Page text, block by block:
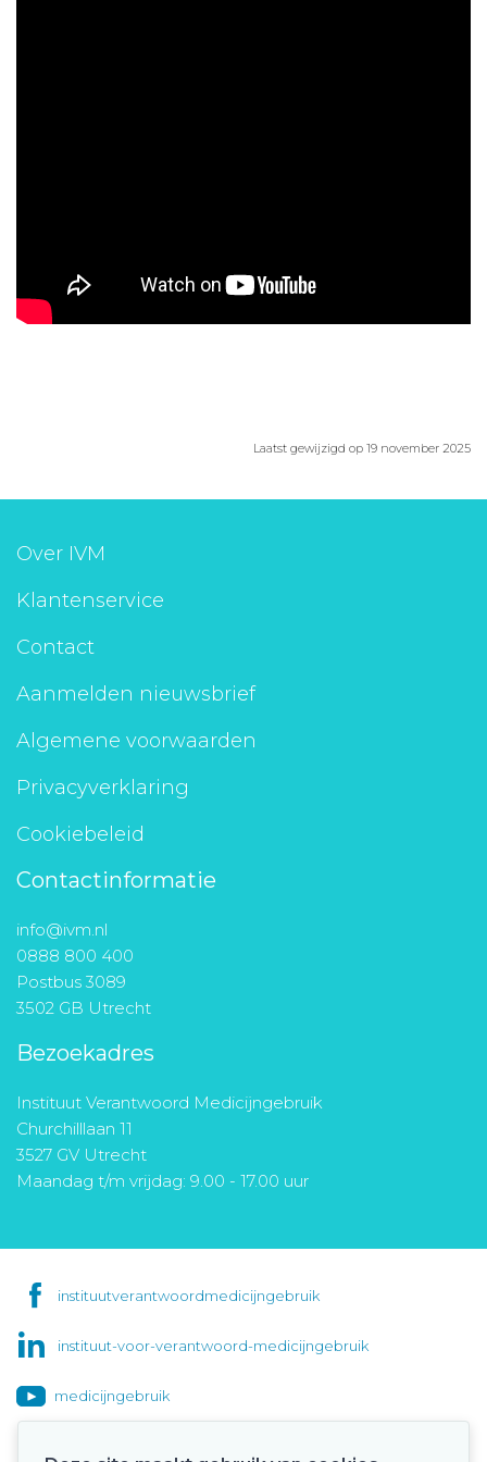
Laatst gewijzigd op 19 november 2025
Over IVM
Klantenservice
Contact
Aanmelden nieuwsbrief
Algemene voorwaarden
Privacyverklaring
Cookiebeleid
Contactinformatie
info@ivm.nl
0888 800 400
Postbus 3089
3502 GB Utrecht
Bezoekadres
Instituut Verantwoord Medicijngebruik
Churchilllaan 11
3527 GV Utrecht
Maandag t/m vrijdag: 9.00 - 17.00 uur
instituutverantwoordmedicijngebruik
instituut-voor-verantwoord-medicijngebruik
medicijngebruik